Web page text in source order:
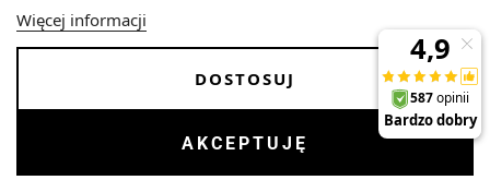
Więcej informacji
DOSTOSUJ
AKCEPTUJĘ